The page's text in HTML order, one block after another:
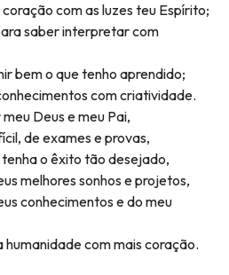
com as luzes teu Espírito;
saber interpretar com
bem o que tenho aprendido;
com criatividade.
Deus e meu Pai,
de exames e provas,
o êxito tão desejado,
melhores sonhos e projetos,
conhecimentos e do meu
com mais coração.